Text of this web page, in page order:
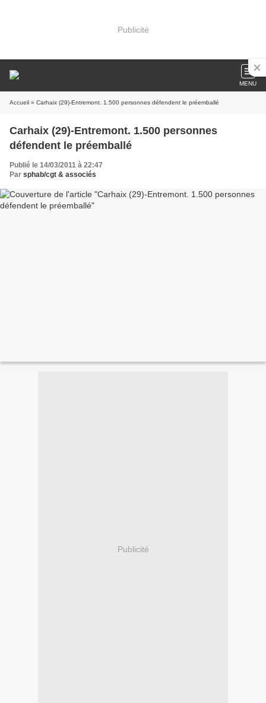
Publicité
MENU
Accueil » Carhaix (29)-Entremont. 1.500 personnes défendent le préemballé
Carhaix (29)-Entremont. 1.500 personnes
défendent le préemballé
Publié le 14/03/2011 à 22:47
Par sphab/cgt & associés
Publicité